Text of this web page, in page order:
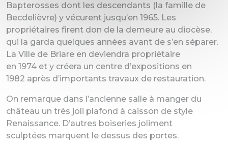
Bapterosses dont les descendants (la famille de
Becdelièvre) y vécurent jusqu’en 1965. Les
propriétaires firent don de la demeure au diocèse,
qui la garda quelques années avant de s’en séparer.
La Ville de Briare en deviendra propriétaire
en 1974 et y créera un centre d’expositions en
1982 après d’importants travaux de restauration.
On remarque dans l’ancienne salle à manger du
château un très joli plafond à caisson de style
Renaissance. D’autres boiseries joliment
sculptées marquent le dessus des portes.